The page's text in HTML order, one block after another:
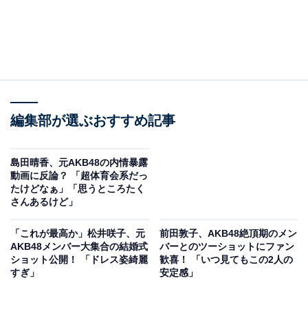
編集部が選ぶおすすめ記事
島田晴香、元AKB48の内情暴露
動画に反論？ 「超体育会系だっ
たけどなぁ」「思うところたく
さんあるけど」
「これが最高か」松井咲子、元
AKB48メンバー大集合の結婚式
ショット公開！ 「ドレス姿綺麗
すぎ」
前田敦子、AKB48絶頂期のメン
バーとのツーショットにファン
歓喜！ 「いつ見てもこの2人の
安定感」